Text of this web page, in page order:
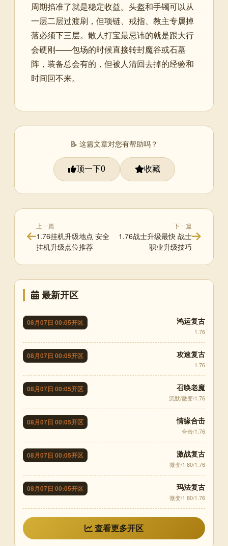
周期掐准了就是稳定收益。头盔和手镯可以从
一层二层过渡刷，但项链、戒指、教主专属掉
落必须下三层。散人打宝最忌讳的就是跟大行
会硬刚——包场的时候直接转封魔谷或石墓
阵，装备总会有的，但被人清回去掉的经验和
时间回不来。
📝 这篇文章对您有帮助吗？
顶一下0 收藏
上一篇
1.76挂机升级地点 安全
挂机升级点位推荐
下一篇
1.76战士升级最快 战士
职业升级技巧
最新开区
08月07日 00:05开区 鸿运复古
1.76
08月07日 00:05开区 攻速复古
1.76
08月07日 00:05开区 召唤老魔
沉默/微变/1.76
08月07日 00:05开区 情缘合击
合击/1.76
08月07日 00:05开区 激战复古
微变/1.80/1.76
08月07日 00:05开区 玛法复古
微变/1.80/1.76
查看更多开区